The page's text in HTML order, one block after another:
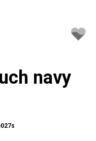
navy